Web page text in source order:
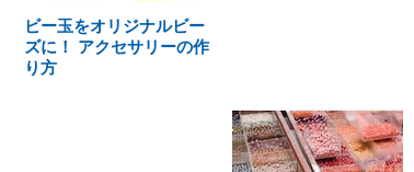
ビー玉をオリジナルビー
ズに！ アクセサリーの作
り方